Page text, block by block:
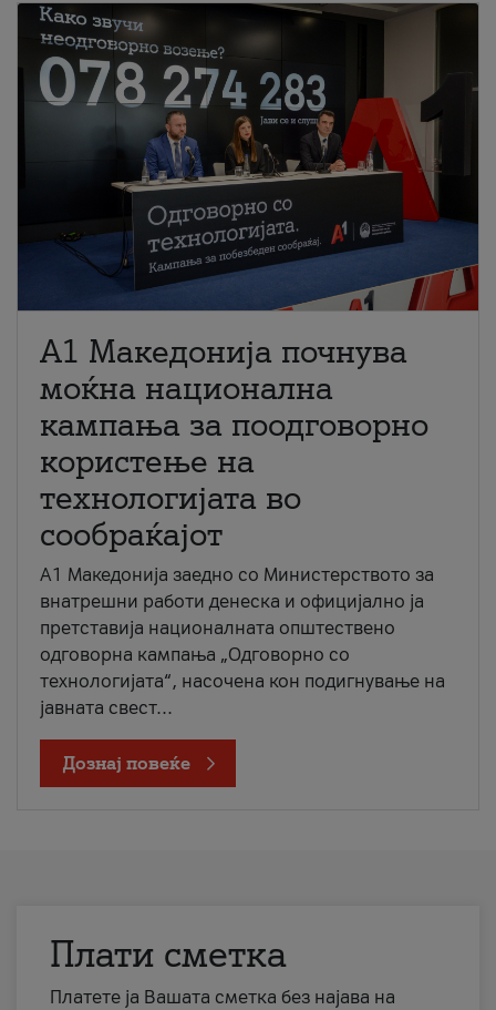
A1 Македонија почнува
моќна национална
кампања за поодговорно
користење на
технологијата во
сообраќајот
A1 Македонија заедно со Министерството за
внатрешни работи денеска и официјално ја
претставија националната општествено
одговорна кампања „Одговорно со
технологијата“, насочена кон подигнување на
јавната свест...
Дознај повеќе
Плати сметка
Платете ја Вашата сметка без најава на